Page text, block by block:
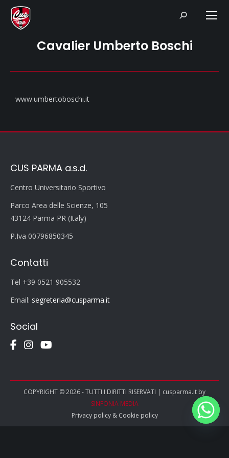
Search:
Cavalier Umberto Boschi
www.umbertoboschi.it
CUS PARMA a.s.d.
Centro Universitario Sportivo
Parco Area delle Scienze, 105
43124 Parma PR (Italy)
P.Iva 00796850345
Contatti
Tel +39 0521 905532
Email: segreteria@cusparma.it
Social
COPYRIGHT © 2026 - TUTTI I DIRITTI RISERVATI | cusparma.it by
SINFONIA MEDIA
Privacy policy& Cookie policy